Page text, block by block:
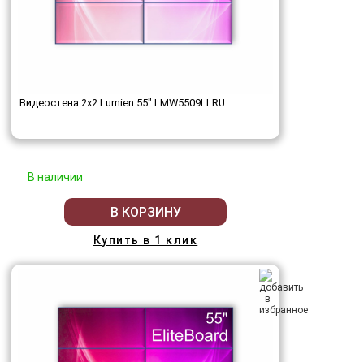
Видеостена 2x2 Lumien 55" LMW5509LLRU
В наличии
В КОРЗИНУ
Купить в 1 клик